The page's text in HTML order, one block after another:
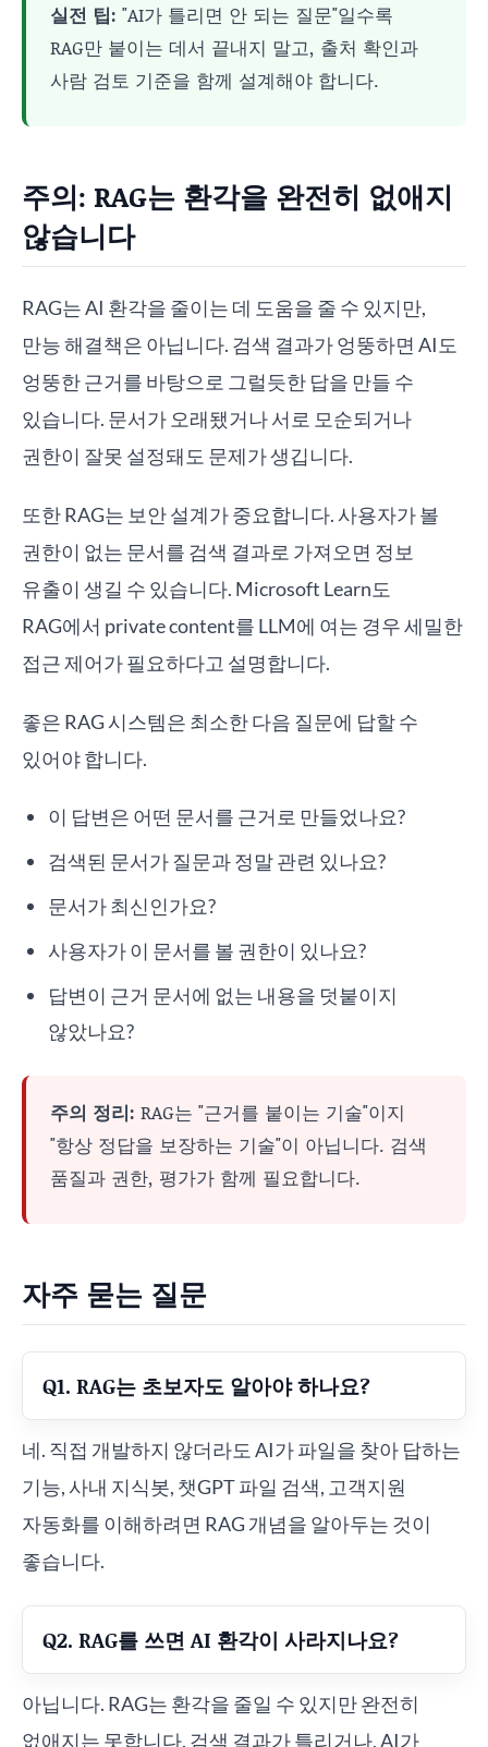
실전 팁: "AI가 틀리면 안 되는 질문"일수록
RAG만 붙이는 데서 끝내지 말고, 출처 확인과
사람 검토 기준을 함께 설계해야 합니다.
주의: RAG는 환각을 완전히 없애지
않습니다
RAG는 AI 환각을 줄이는 데 도움을 줄 수 있지만,
만능 해결책은 아닙니다. 검색 결과가 엉뚱하면 AI도
엉뚱한 근거를 바탕으로 그럴듯한 답을 만들 수
있습니다. 문서가 오래됐거나 서로 모순되거나
권한이 잘못 설정돼도 문제가 생깁니다.
또한 RAG는 보안 설계가 중요합니다. 사용자가 볼
권한이 없는 문서를 검색 결과로 가져오면 정보
유출이 생길 수 있습니다. Microsoft Learn도
RAG에서 private content를 LLM에 여는 경우 세밀한
접근 제어가 필요하다고 설명합니다.
좋은 RAG 시스템은 최소한 다음 질문에 답할 수
있어야 합니다.
이 답변은 어떤 문서를 근거로 만들었나요?
검색된 문서가 질문과 정말 관련 있나요?
문서가 최신인가요?
사용자가 이 문서를 볼 권한이 있나요?
답변이 근거 문서에 없는 내용을 덧붙이지
않았나요?
주의 정리: RAG는 "근거를 붙이는 기술"이지
"항상 정답을 보장하는 기술"이 아닙니다. 검색
품질과 권한, 평가가 함께 필요합니다.
자주 묻는 질문
Q1. RAG는 초보자도 알아야 하나요?
네. 직접 개발하지 않더라도 AI가 파일을 찾아 답하는
기능, 사내 지식봇, 챗GPT 파일 검색, 고객지원
자동화를 이해하려면 RAG 개념을 알아두는 것이
좋습니다.
Q2. RAG를 쓰면 AI 환각이 사라지나요?
아닙니다. RAG는 환각을 줄일 수 있지만 완전히
없애지는 못합니다. 검색 결과가 틀리거나, AI가